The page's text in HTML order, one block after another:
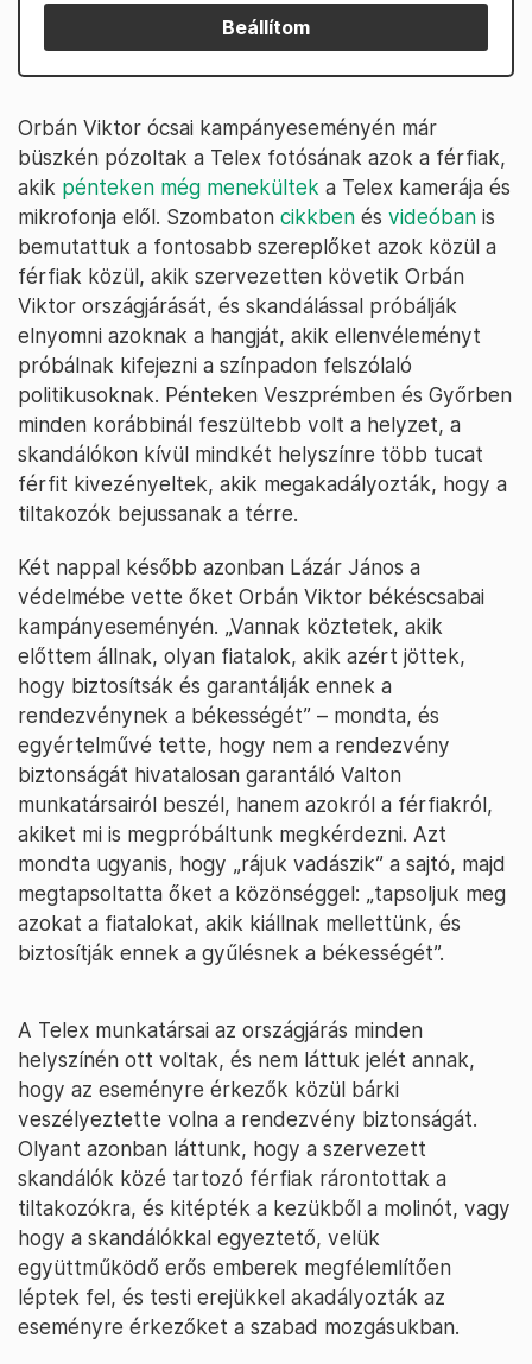
Beállítom
Orbán Viktor ócsai kampányeseményén már
büszkén pózoltak a Telex fotósának azok a férfiak,
akik pénteken még menekültek a Telex kamerája és
mikrofonja elől. Szombaton cikkben és videóban is
bemutattuk a fontosabb szereplőket azok közül a
férfiak közül, akik szervezetten követik Orbán
Viktor országjárását, és skandálással próbálják
elnyomni azoknak a hangját, akik ellenvéleményt
próbálnak kifejezni a színpadon felszólaló
politikusoknak. Pénteken Veszprémben és Győrben
minden korábbinál feszültebb volt a helyzet, a
skandálókon kívül mindkét helyszínre több tucat
férfit kivezényeltek, akik megakadályozták, hogy a
tiltakozók bejussanak a térre.
Két nappal később azonban Lázár János a
védelmébe vette őket Orbán Viktor békéscsabai
kampányeseményén. „Vannak köztetek, akik
előttem állnak, olyan fiatalok, akik azért jöttek,
hogy biztosítsák és garantálják ennek a
rendezvénynek a békességét” – mondta, és
egyértelművé tette, hogy nem a rendezvény
biztonságát hivatalosan garantáló Valton
munkatársairól beszél, hanem azokról a férfiakról,
akiket mi is megpróbáltunk megkérdezni. Azt
mondta ugyanis, hogy „rájuk vadászik” a sajtó, majd
megtapsoltatta őket a közönséggel: „tapsoljuk meg
azokat a fiatalokat, akik kiállnak mellettünk, és
biztosítják ennek a gyűlésnek a békességét”.
A Telex munkatársai az országjárás minden
helyszínén ott voltak, és nem láttuk jelét annak,
hogy az eseményre érkezők közül bárki
veszélyeztette volna a rendezvény biztonságát.
Olyant azonban láttunk, hogy a szervezett
skandálók közé tartozó férfiak rárontottak a
tiltakozókra, és kitépték a kezükből a molinót, vagy
hogy a skandálókkal egyeztető, velük
együttműködő erős emberek megfélemlítően
léptek fel, és testi erejükkel akadályozták az
eseményre érkezőket a szabad mozgásukban.